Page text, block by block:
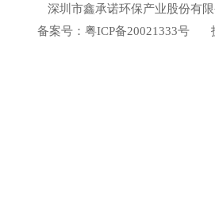
深圳市鑫承诺环保产业股份有
备案号： 粤ICP备20021333号